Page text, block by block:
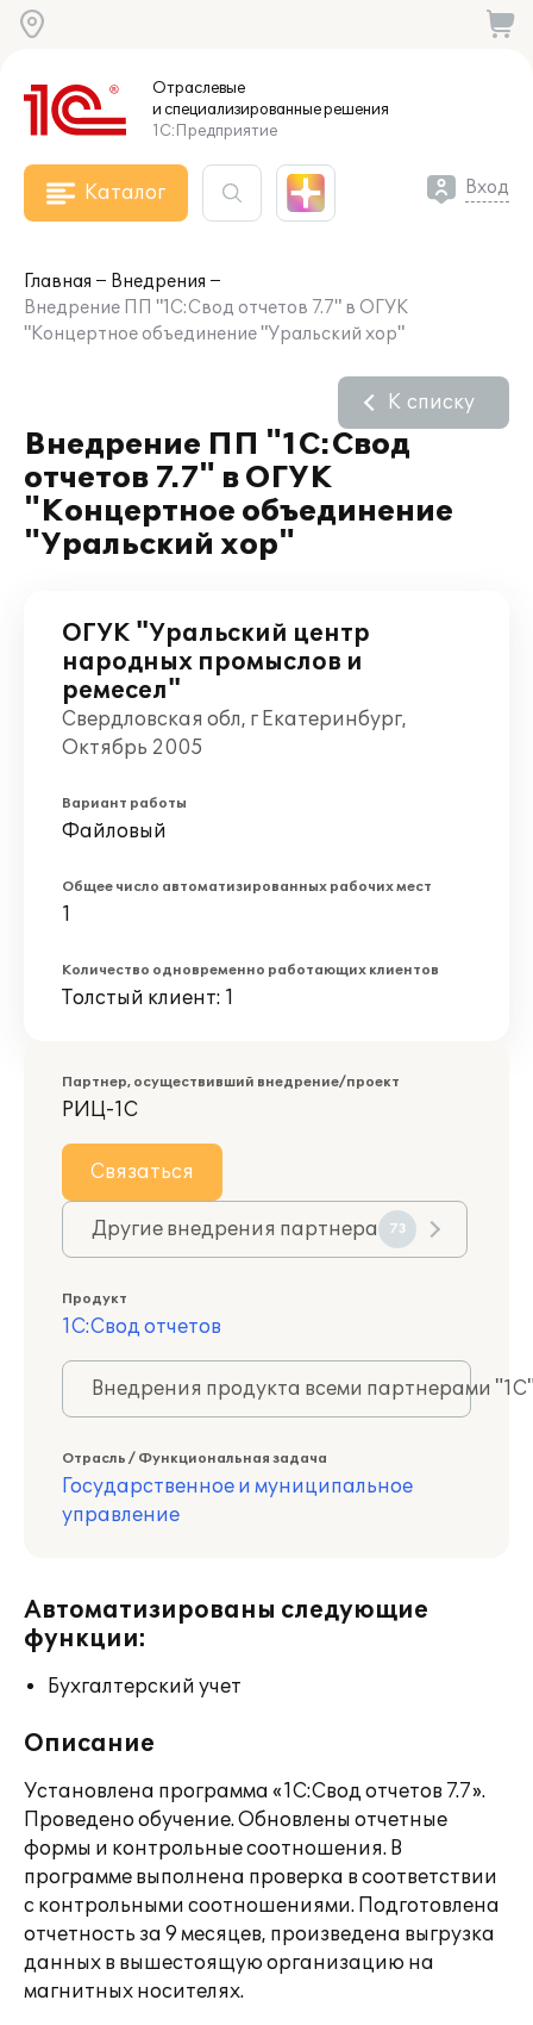
Отраслевые
и специализированныерешения
1С:Предприятие
Каталог Вход
Главная
Внедрения
Внедрение ПП "1С:Свод отчетов 7.7" в ОГУК
"Концертное объединение "Уральский хор"
Внедрение ПП "1С:Свод
отчетов 7.7" в ОГУК
"Концертное объединение
"Уральский хор"
К списку
ОГУК "Уральский центр
народных промыслов и
ремесел"
Свердловская обл, г Екатеринбург,
Октябрь 2005
Вариант работы
Файловый
Общее число автоматизированных рабочих мест
1
Количество одновременно работающих клиентов
Толстый клиент: 1
Партнер, осуществивший внедрение/проект
РИЦ-1С
Связаться
Другие внедрения партнера 73
Продукт
1С:Свод отчетов
Внедрения продукта всеми партнерами
Отрасль / Функциональная задача
Государственное и муниципальное
управление
Автоматизированы следующие
функции:
Бухгалтерский учет
Описание
Установлена программа «1С:Свод отчетов 7.7».
Проведено обучение. Обновлены отчетные
формы и контрольные соотношения. В
программе выполнена проверка в соответствии
с контрольными соотношениями. Подготовлена
отчетность за 9 месяцев, произведена выгрузка
данных в вышестоящую организацию на
магнитных носителях.